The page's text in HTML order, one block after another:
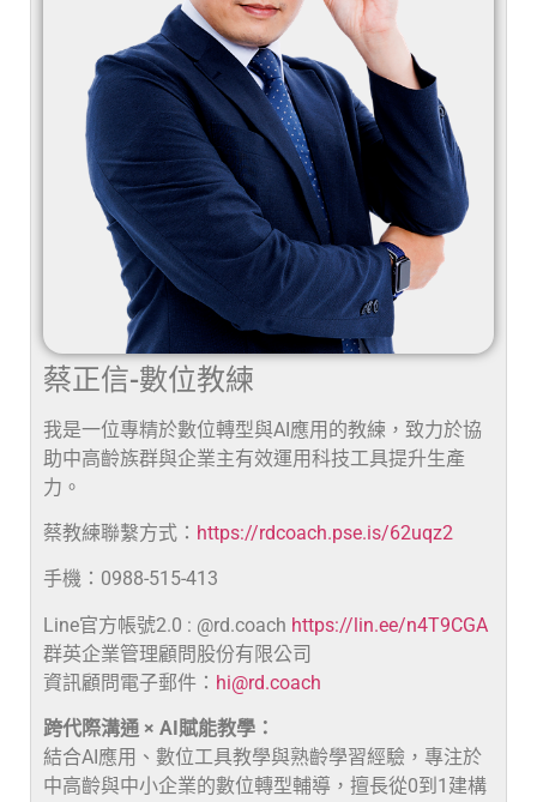
蔡正信-數位教練
我是一位專精於數位轉型與AI應用的教練，致力於協
助中高齡族群與企業主有效運用科技工具提升生產
力。
蔡教練聯繫方式： https://rdcoach.pse.is/62uqz2
手機：0988-515-413
Line官方帳號2.0 : @rd.coach https://lin.ee/n4T9CGA
群英企業管理顧問股份有限公司
資訊顧問電子郵件： hi@rd.coach
跨代際溝通 × AI賦能教學：
結合AI應用、數位工具教學與熟齡學習經驗，專注於
中高齡與中小企業的數位轉型輔導，擅長從0到1建構